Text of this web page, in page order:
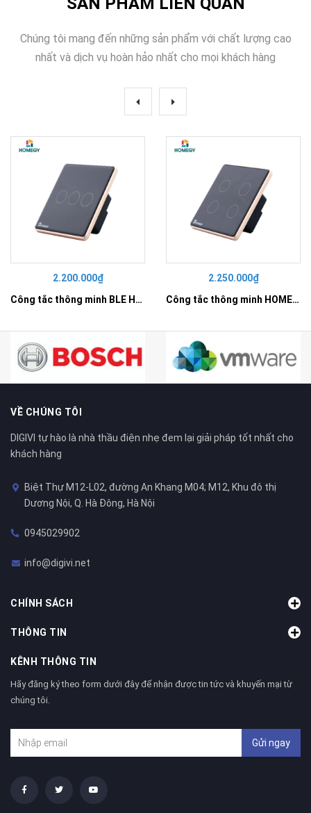
Chúng tôi mang đến những sản phẩm với chất lượng cao
nhất và dịch vụ hoàn hảo nhất cho mọi khách hàng
2.200.000₫
Công tắc thông minh BLE HOMEGY 3 nút NL kính phẳng
2.250.000₫
Công tắc thông minh HOMEGY BLE 4 nút NL kính phẳng
VỀ CHÚNG TÔI
DIGIVI tự hào là nhà thầu điện nhẹ đem lại giải pháp tốt nhất cho
khách hàng
Biệt Thự M12-L02, đường An Khang M04; M12, Khu đô thị
Dương Nội, Q. Hà Đông, Hà Nội
0945029902
info@digivi.net
CHÍNH SÁCH
THÔNG TIN
KÊNH THÔNG TIN
Hãy đăng ký theo form dưới đây để nhận được tin tức và khuyến mại từ
chúng tôi.
Gửi ngay